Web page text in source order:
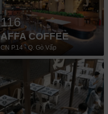
116
AFFA COFFEE
CN P.14 - Q. Gò Vấp